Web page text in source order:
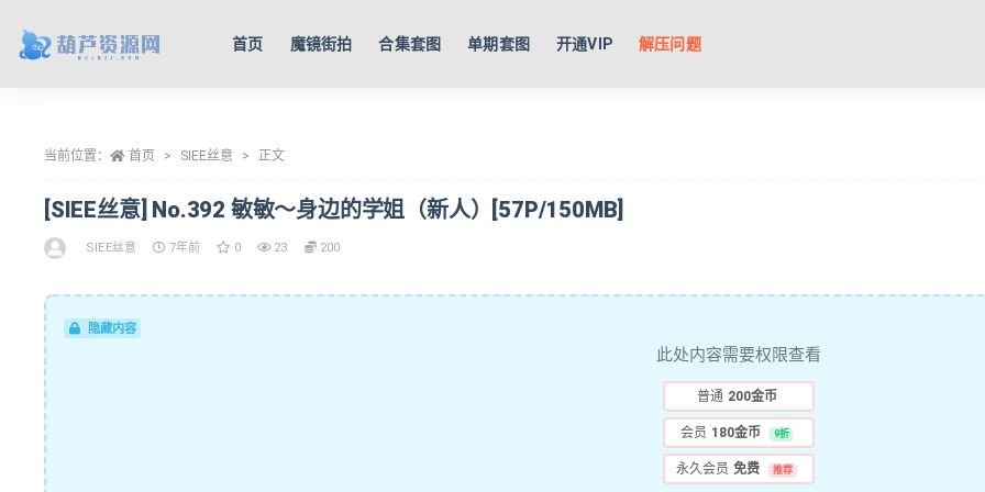
首页 魔镜街拍 合集套图 单期套图 开通VIP 解压问题
当前位置： 首页 SIEE丝意 正文
[SIEE丝意] No.392 敏敏～身边的学姐（新人）[57P/150MB]
SIEE丝意 7年前 0 23 200
隐藏内容
此处内容需要权限查看
普通 200金币
会员 180金币 9折
永久会员 免费 推荐
全部